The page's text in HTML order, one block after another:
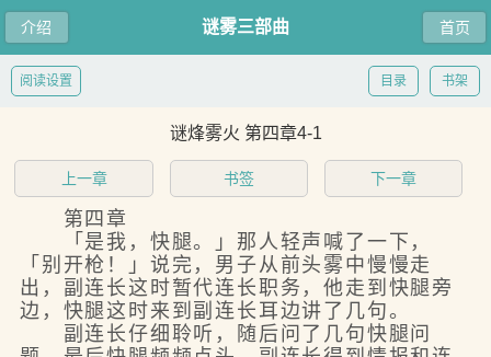
介绍 首页
谜雾三部曲
书架
目录
阅读设置
谜烽雾火 第四章4-1
上一章 书签 下一章
第四章
「是我，快腿。」那人轻声喊了一下，
「别开枪！」说完，男子从前头雾中慢慢走
出，副连长这时暂代连长职务，他走到快腿旁
边，快腿这时来到副连长耳边讲了几句。
副连长仔细聆听，随后问了几句快腿问